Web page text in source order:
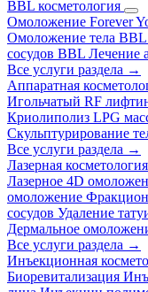
BBL косметология
Омоложение Forever
Омоложение тела BBL
сосудов BBL Лечение
Все услуги раздела →
Аппаратная
Игольчатый RF
Криолиполиз LPG
Скульптурирование
Все услуги раздела →
Лазерная косметология
Лазерное 4D
омоложение
сосудов Удаление
Дермальное
Все услуги раздела →
Инъекционная
Биоревитализация